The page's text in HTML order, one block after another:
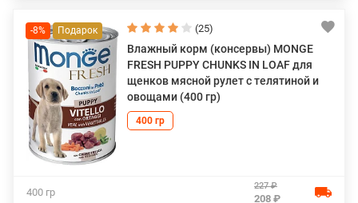
-8% (25)
Влажный корм (консервы) MONGE
FRESH PUPPY CHUNKS IN LOAF для
щенков мясной рулет с телятиной и
овощами (400 гр)
400 гр
400 гр
227 ₽
208 ₽